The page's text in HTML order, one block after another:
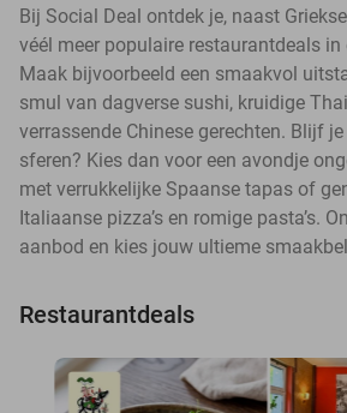
Bij Social Deal ontdek je, naast
véél meer populaire restaurantdeals
Maak bijvoorbeeld een smaakvol
smul van dagverse sushi, kruidige
verrassende Chinese gerechten. Blijf
sferen? Kies dan voor een avondje
met verrukkelijke Spaanse tapas of
Italiaanse pizza’s en romige pasta’s.
aanbod en kies jouw ultieme
Restaurantdeals